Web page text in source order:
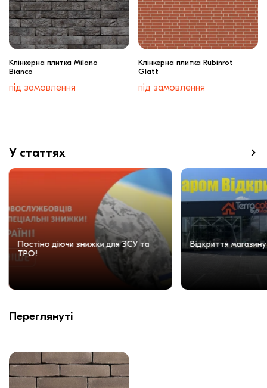
Клінкерна плитка Milano
Bianco
під замовлення
Клінкерна плитка Rubinrot
Glatt
під замовлення
У статтях
Постіно діючи знижки для ЗСУ та
ТРО!
Відкриття магазину
Переглянуті